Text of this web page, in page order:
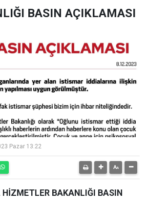
BASIN AÇIKLAMASI
Pazar 13:22
HİZMETLER BAKANLIĞI BASIN